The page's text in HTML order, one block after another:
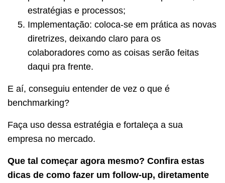
estratégias e processos;
Implementação: coloca-se em prática as novas
diretrizes, deixando claro para os
colaboradores como as coisas serão feitas
daqui pra frente.
E aí, conseguiu entender de vez o que é
benchmarking?
Faça uso dessa estratégia e fortaleça a sua
empresa no mercado.
Que tal começar agora mesmo? Confira estas
dicas de como fazer um follow-up, diretamente